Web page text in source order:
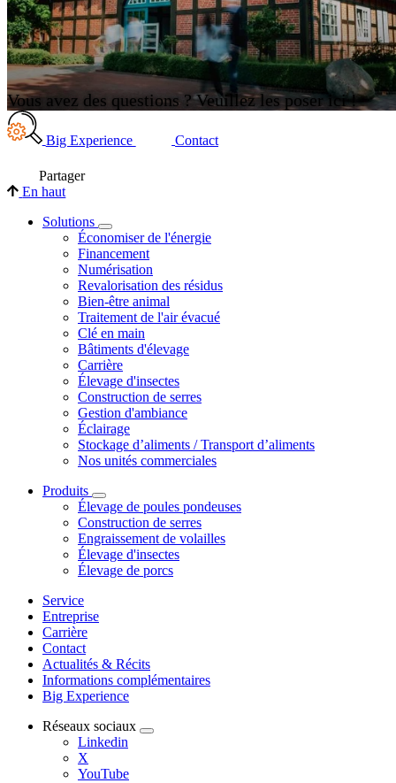
Vous avez des questions ? Veuillez les poser ici !
Big Experience Contact
Partager
En haut
Solutions
Économiser de l'énergie
Financement
Numérisation
Revalorisation des résidus
Bien-être animal
Traitement de l'air évacué
Clé en main
Bâtiments d'élevage
Carrière
Élevage d'insectes
Construction de serres
Gestion d'ambiance
Éclairage
Stockage d’aliments / Transport d’aliments
Nos unités commerciales
Produits
Élevage de poules pondeuses
Construction de serres
Engraissement de volailles
Élevage d'insectes
Élevage de porcs
Service
Entreprise
Carrière
Contact
Actualités & Récits
Informations complémentaires
Big Experience
Réseaux sociaux
Linkedin
X
YouTube